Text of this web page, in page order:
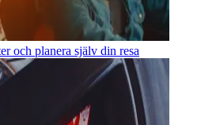
och planera själv din resa